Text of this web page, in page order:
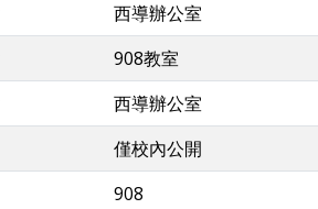
西導辦公室
908教室
西導辦公室
僅校內公開
908